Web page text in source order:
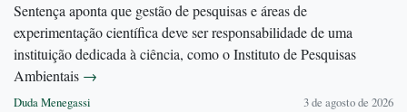
Sentença aponta que gestão de pesquisas e áreas de
experimentação científica deve ser responsabilidade de uma
instituição dedicada à ciência, como o Instituto de Pesquisas
Ambientais →
Duda Menegassi 3 de agosto de 2026